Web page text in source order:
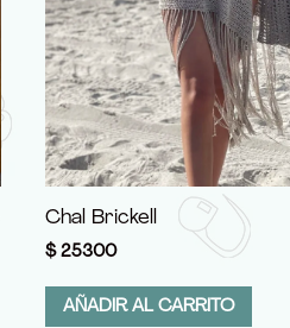
Chal Brickell
$25300
AÑADIR AL CARRITO